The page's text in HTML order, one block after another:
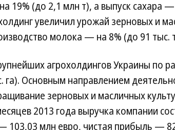
19% (до 2,1 млн т), а выпуск сахара
увеличил урожай зерновых и
молока — на 8% (до 91 тыс.
агрохолдингов Украины по
га). Основным направлением
зерновых и масличных
2013 года выручка компании
103,03 млн евро, чистая прибыль —